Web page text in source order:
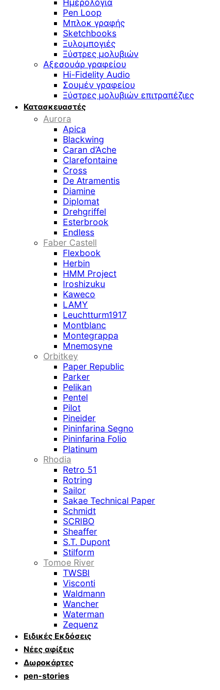
Ημερολόγια
Pen Loop
Μπλοκ γραφής
Sketchbooks
Ξυλομπογιές
Ξύστρες μολυβιών
Αξεσουάρ γραφείου
Hi-Fidelity Audio
Σουμέν γραφείου
Ξύστρες μολυβιών επιτραπέζιες
Κατασκευαστές
Aurora
Apica
Blackwing
Caran d’Ache
Clarefontaine
Cross
De Atramentis
Diamine
Diplomat
Drehgriffel
Esterbrook
Endless
Faber Castell
Flexbook
Herbin
HMM Project
Iroshizuku
Kaweco
LAMY
Leuchtturm1917
Montblanc
Montegrappa
Mnemosyne
Orbitkey
Paper Republic
Parker
Pelikan
Pentel
Pilot
Pineider
Pininfarina Segno
Pininfarina Folio
Platinum
Rhodia
Retro 51
Rotring
Sailor
Sakae Technical Paper
Schmidt
SCRIBO
Sheaffer
S.T. Dupont
Stilform
Tomoe River
TWSBI
Visconti
Waldmann
Wancher
Waterman
Zequenz
Ειδικές Εκδόσεις
Νέες αφίξεις
Δωροκάρτες
pen-stories